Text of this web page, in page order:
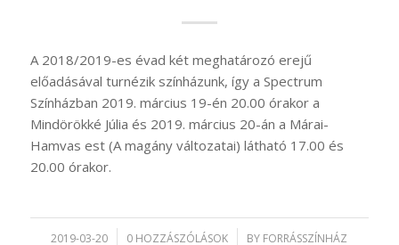
A 2018/2019-es évad két meghatározó erejű
előadásával turnézik színházunk, így a Spectrum
Színházban 2019. március 19-én 20.00 órakor a
Mindörökké Júlia és 2019. március 20-án a Márai-
Hamvas est (A magány változatai) látható 17.00 és
20.00 órakor.
2019-03-20
/ 0 HOZZÁSZÓLÁSOK
/ BY FORRÁSSZÍNHÁZ